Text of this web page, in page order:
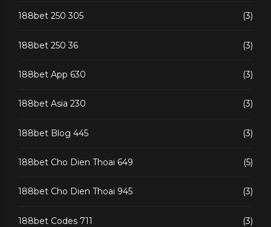
188bet 250 305 (3)
188bet 250 36 (3)
188bet App 630 (3)
188bet Asia 230 (3)
188bet Blog 445 (3)
188bet Cho Dien Thoai 649 (5)
188bet Cho Dien Thoai 945 (3)
188bet Codes 711 (3)